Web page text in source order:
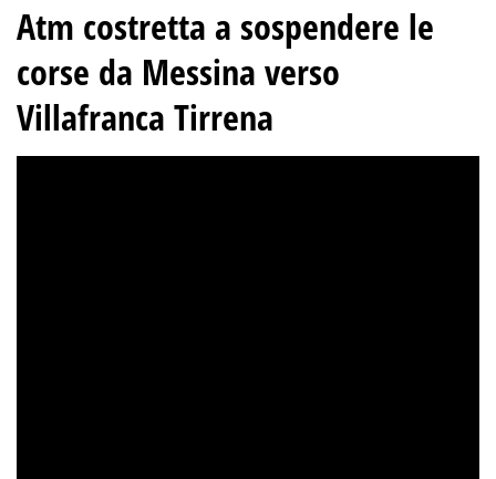
Atm costretta a sospendere le
corse da Messina verso
Villafranca Tirrena